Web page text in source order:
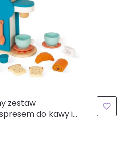
zestaw
do kawy i